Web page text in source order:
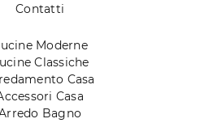
Contatti
Moderne
Classiche
Casa
Casa
Bagno